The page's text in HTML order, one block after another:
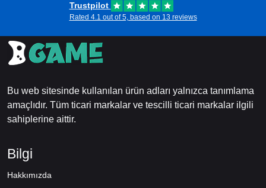
Trustpilot
Rated 4.1 out of 5, based on 13 reviews
Bu web sitesinde kullanılan ürün adları yalnızca tanımlama
amaçlıdır. Tüm ticari markalar ve tescilli ticari markalar ilgili
sahiplerine aittir.
Bilgi
Hakkımızda